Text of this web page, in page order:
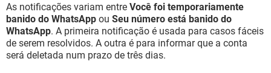
As notificações variam entre Você foi temporariamente
banido do WhatsApp ou Seu número está banido do
WhatsApp. A primeira notificação é usada para casos fáceis
de serem resolvidos. A outra é para informar que a conta
será deletada num prazo de três dias.